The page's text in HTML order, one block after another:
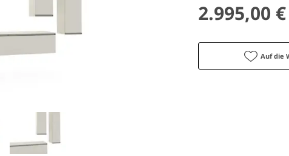
2.995,00
Auf die